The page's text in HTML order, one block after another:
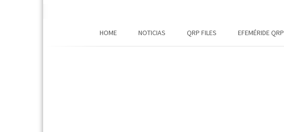
HOME NOTICIAS QRP FILES EFEMÉRIDE QRP